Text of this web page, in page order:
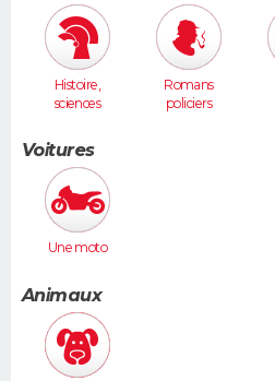
Histoire,
sciences
Romans
policiers
Voitures
Une moto
Animaux